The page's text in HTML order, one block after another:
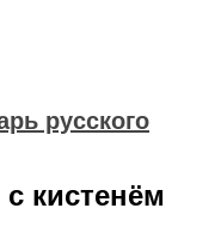
русского
кистенём